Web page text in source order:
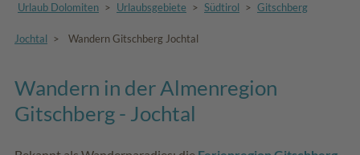
Urlaub Dolomiten > Urlaubsgebiete > Südtirol > Gitschberg
Jochtal > Wandern Gitschberg Jochtal
Wandern in der Almenregion
Gitschberg - Jochtal